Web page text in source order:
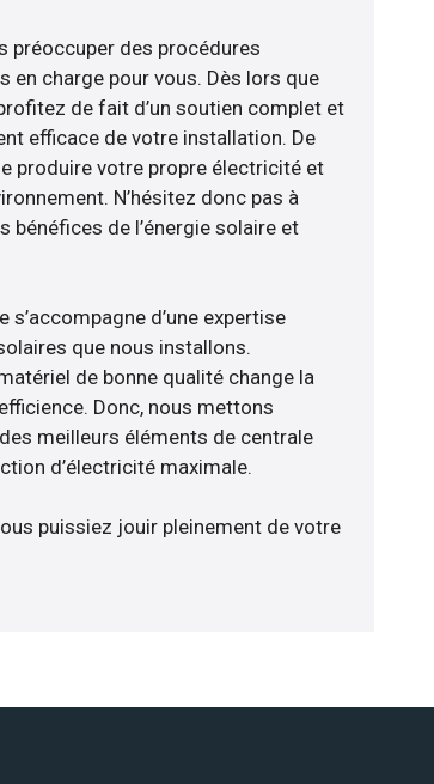
préoccuper des procédures
en charge pour vous. Dès lors que
de fait d’un soutien complet et
efficace de votre installation. De
produire votre propre électricité et
N’hésitez donc pas à
bénéfices de l’énergie solaire et
d’une expertise
que nous installons.
de bonne qualité change la
Donc, nous mettons
meilleurs éléments de centrale
d’électricité maximale.
puissiez jouir pleinement de votre